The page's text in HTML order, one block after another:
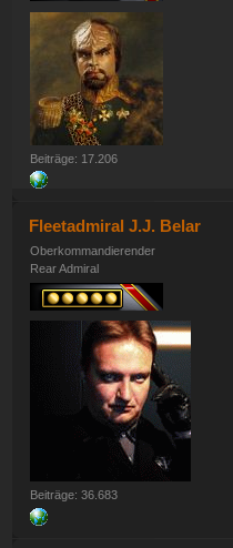
Beiträge: 17.206
Fleetadmiral J.J. Belar
Oberkommandierender
Rear Admiral
Beiträge: 36.683